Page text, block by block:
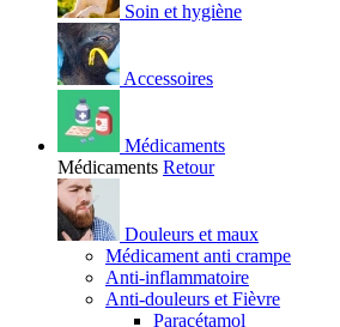
Soin et hygiène
Accessoires
Médicaments
Médicaments Retour
Douleurs et maux
Médicament anti crampe
Anti-inflammatoire
Anti-douleurs et Fièvre
Paracétamol